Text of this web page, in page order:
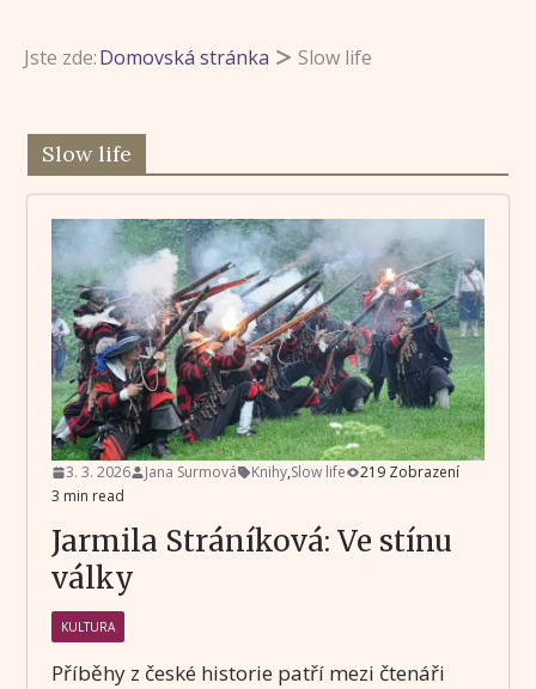
Jste zde:Domovská stránka Slow life
Slow life
3. 3. 2026 Jana Surmová Knihy,Slow life
219 Zobrazení
3 min read
Jarmila Stráníková: Ve stínu
války
KULTURA
Příběhy z české historie patří mezi čtenáři